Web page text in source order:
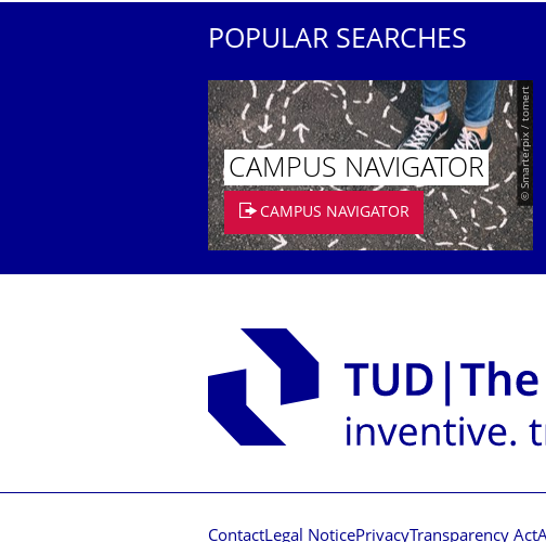
POPULAR SEARCHES
© Smarterpix / tomert
CAMPUS NAVIGATOR
CAMPUS NAVIGATOR
ContactLegal NoticePrivacyTransparency Act